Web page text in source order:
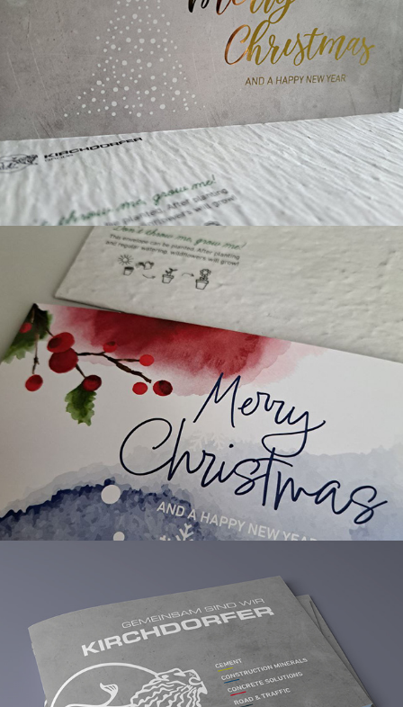
Weihnachtskarten
Kirchdorfer 2024
Weihnachtskarten
Kirchdorfer 2023
Konzernfolder Kirchdorfer